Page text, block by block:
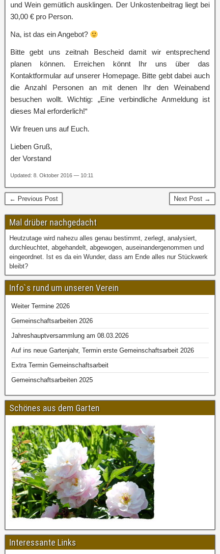
und Wein gemütlich ausklingen. Der Unkostenbeitrag liegt bei
30,00 € pro Person.
Na, ist das ein Angebot?
Bitte gebt uns zeitnah Bescheid damit wir entsprechend
planen können. Erreichen könnt Ihr uns über das
Kontaktformular auf unserer Homepage. Bitte gebt dabei auch
die Anzahl Personen an mit denen Ihr den Weinabend
besuchen wollt. Wichtig: „Eine verbindliche Anmeldung ist
dieses Mal erforderlich!“
Wir freuen uns auf Euch.
Lieben Gruß,
der Vorstand
Updated: 8. Oktober 2016 — 10:11
← Previous Post Next Post →
Mal drüber nachgedacht
Heutzutage wird nahezu alles genau bestimmt, zerlegt, analysiert,
durchleuchtet, abgehandelt, abgewogen, auseinandergenommen und
eingeordnet. Ist es da ein Wunder, dass am Ende alles nur Stückwerk
bleibt?
Info`s rund um unseren Verein
Weiter Termine 2026
Gemeinschaftsarbeiten 2026
Jahreshauptversammlung am 08.03.2026
Auf ins neue Gartenjahr, Termin erste Gemeinschaftsarbeit 2026
Extra Termin Gemeinschaftsarbeit
Gemeinschaftsarbeiten 2025
Schönes aus dem Garten
Interessante Links